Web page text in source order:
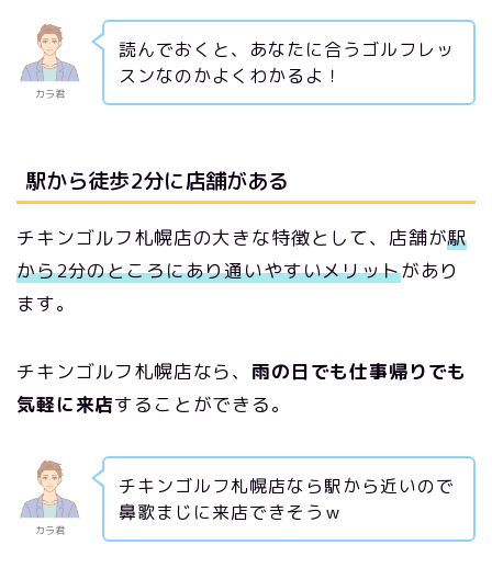
カラ君
読んでおくと、あなたに合うゴルフレッ
スンなのかよくわかるよ！
駅から徒歩2分に店舗がある
チキンゴルフ札幌店の大きな特徴として、店舗が駅
から2分のところにあり通いやすいメリットがあり
ます。
チキンゴルフ札幌店なら、 雨の日でも仕事帰りでも
気軽に来店することができる。
カラ君
チキンゴルフ札幌店なら駅から近いので
鼻歌まじに来店できそうｗ